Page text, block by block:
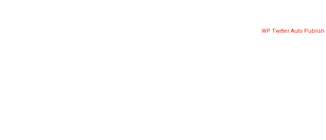
WP Twitter Auto Publish